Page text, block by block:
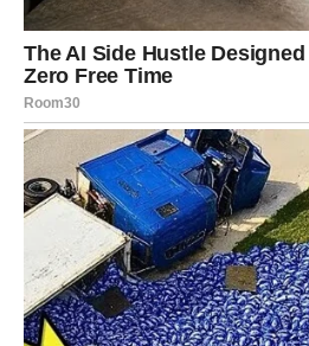
Novi početak i veće
STRIJELAC
VELIKA NAGRADA
DUGOG ČEKANJA
Strijelčevi ulaze u period tokom
cilj za koji su se dugo borili.
nagrađuje vašu ustrajnost i vjeru